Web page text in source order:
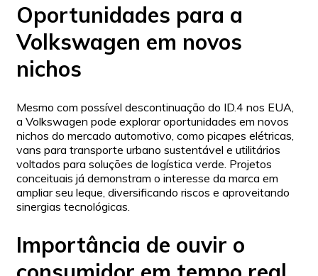
Oportunidades para a
Volkswagen em novos
nichos
Mesmo com possível descontinuação do ID.4 nos EUA,
a Volkswagen pode explorar oportunidades em novos
nichos do mercado automotivo, como picapes elétricas,
vans para transporte urbano sustentável e utilitários
voltados para soluções de logística verde. Projetos
conceituais já demonstram o interesse da marca em
ampliar seu leque, diversificando riscos e aproveitando
sinergias tecnológicas.
Importância de ouvir o